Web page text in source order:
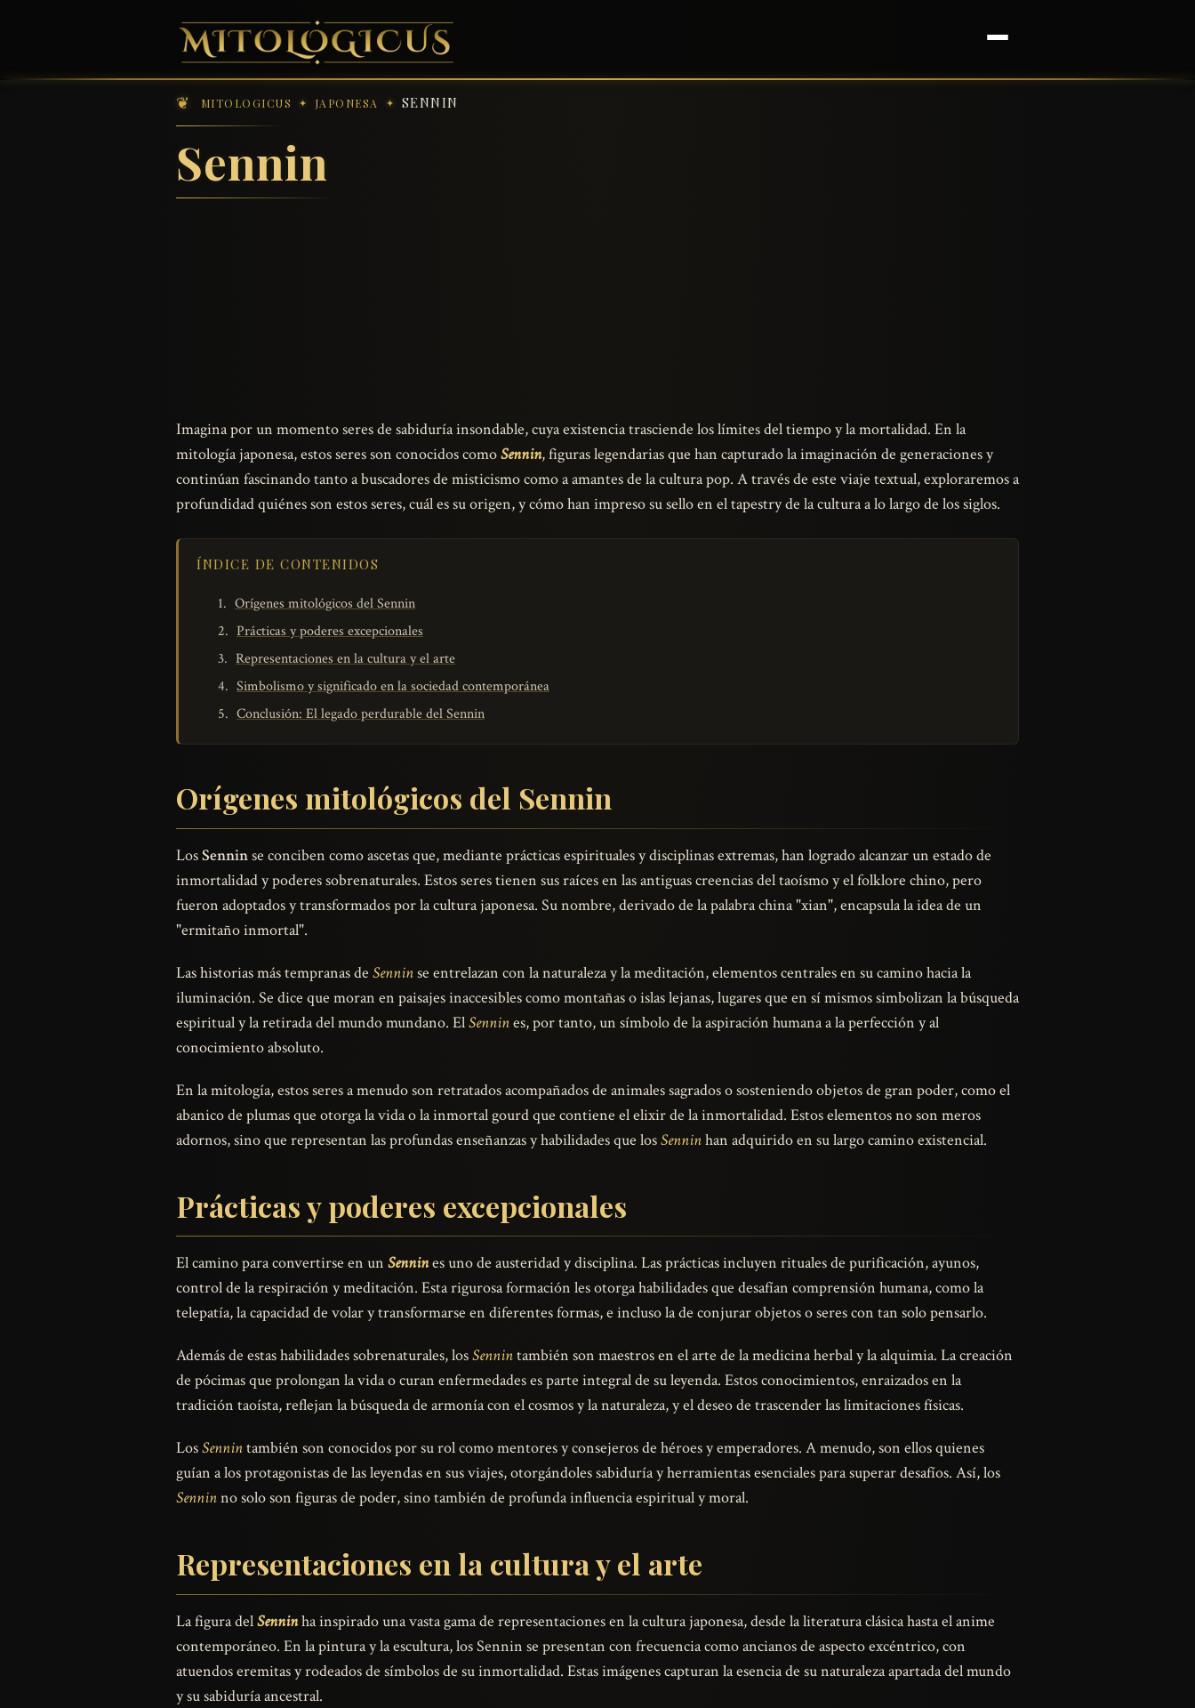
MITOLOGICUS JAPONESA SENNIN
Sennin
Imagina por un momento seres de sabiduría insondable, cuya existencia trasciende los límites del tiempo y la mortalidad. En la
mitología japonesa, estos seres son conocidos comoSennin, figuras legendarias que han capturado la imaginación de generaciones y
continúan fascinando tanto a buscadores de misticismo como a amantes de la cultura pop. A través de este viaje textual, exploraremos a
profundidad quiénes son estos seres, cuál es su origen, y cómo han impreso su sello en el tapestry de la cultura a lo largo de los siglos.
ÍNDICE DE CONTENIDOS
Orígenes mitológicos del Sennin
Prácticas y poderes excepcionales
Representaciones en la cultura y el arte
Simbolismo y significado en la sociedad contemporánea
Conclusión: El legado perdurable del Sennin
Orígenes mitológicos del Sennin
LosSenninse conciben como ascetas que, mediante prácticas espirituales y disciplinas extremas, han logrado alcanzar un estado de
inmortalidad y poderes sobrenaturales. Estos seres tienen sus raíces en las antiguas creencias del taoísmo y el folklore chino, pero
fueron adoptados y transformados por la cultura japonesa. Su nombre, derivado de la palabra china "xian", encapsula la idea de un
"ermitaño inmortal".
Las historias más tempranas de Senninse entrelazan con la naturaleza y la meditación, elementos centrales en su camino hacia la
iluminación. Se dice que moran en paisajes inaccesibles como montañas o islas lejanas, lugares que en sí mismos simbolizan la búsqueda
espiritual y la retirada del mundo mundano. ElSennines, por tanto, un símbolo de la aspiración humana a la perfección y al
conocimiento absoluto.
En la mitología, estos seres a menudo son retratados acompañados de animales sagrados o sosteniendo objetos de gran poder, como el
abanico de plumas que otorga la vida o la inmortal gourd que contiene el elixir de la inmortalidad. Estos elementos no son meros
adornos, sino que representan las profundas enseñanzas y habilidades que losSenninhan adquirido en su largo camino existencial.
Prácticas y poderes excepcionales
El camino para convertirse en un Sennines uno de austeridad y disciplina. Las prácticas incluyen rituales de purificación, ayunos,
control de la respiración y meditación. Esta rigurosa formación les otorga habilidades que desafían comprensión humana, como la
telepatía, la capacidad de volar y transformarse en diferentes formas, e incluso la de conjurar objetos o seres con tan solo pensarlo.
Además de estas habilidades sobrenaturales, losSennintambién son maestros en el arte de la medicina herbal y la alquimia. La creación
de pócimas que prolongan la vida o curan enfermedades es parte integral de su leyenda. Estos conocimientos, enraizados en la
tradición taoísta, reflejan la búsqueda de armonía con el cosmos y la naturaleza, y el deseo de trascender las limitaciones físicas.
LosSennintambién son conocidos por su rol como mentores y consejeros de héroes y emperadores. A menudo, son ellos quienes
guían a los protagonistas de las leyendas en sus viajes, otorgándoles sabiduría y herramientas esenciales para superar desafíos. Así, los
Senninno solo son figuras de poder, sino también de profunda influencia espiritual y moral.
Representaciones en la cultura y el arte
La figura delSenninha inspirado una vasta gama de representaciones en la cultura japonesa, desde la literatura clásica hasta el anime
contemporáneo. En la pintura y la escultura, los Sennin se presentan con frecuencia como ancianos de aspecto excéntrico, con
atuendos eremitas y rodeados de símbolos de su inmortalidad. Estas imágenes capturan la esencia de su naturaleza apartada del mundo
y su sabiduría ancestral.